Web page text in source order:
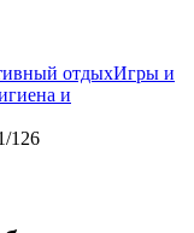
отдыхИгры и
и
126